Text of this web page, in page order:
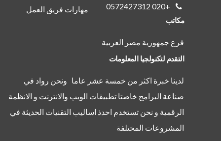
+020 0572427312
مهارات فريق العمل
مكاتب
فرع جمهورية مصر العربية
التقدم لتكنولجيا المعلومات
لدينا خبرة اكثر من خمسة عشر عاما ونحن رواد في
صناعة البرامج خاصتا تطبيقات الويب والانترنت و الانظمة
الرقمية و نحن تستخدم احدذ اساليب التقنيات الحديثة في
المشروعات المختلفة